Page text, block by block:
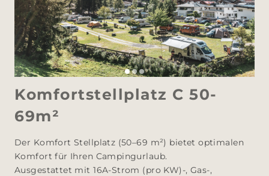
Komfortstellplatz C 50-
69m²
Der Komfort Stellplatz (50–69 m²) bietet optimalen
Komfort für Ihren Campingurlaub.
Ausgestattet mit 16A-Strom (pro KW)-, Gas-,